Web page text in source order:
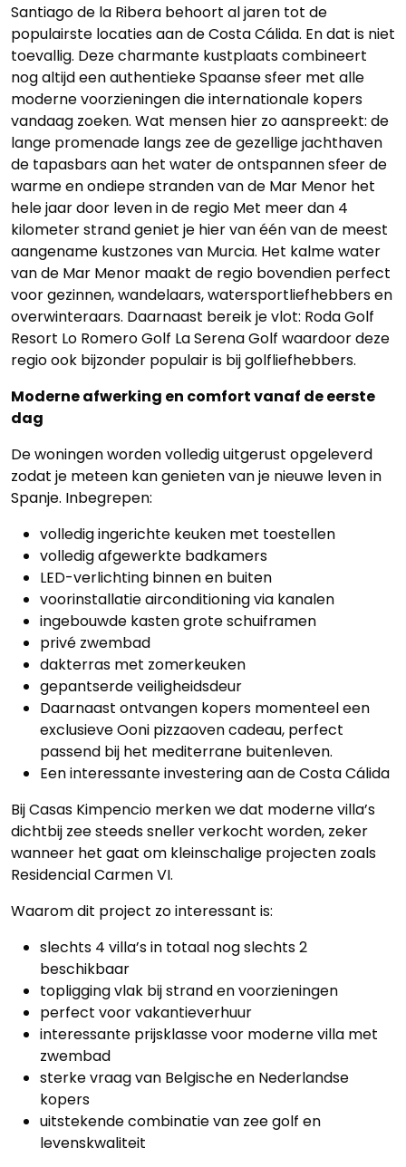
Onze
werkwijze
Contacteer
ons
Blog
Cookies
Santiago de la Ribera behoort al jaren tot de
populairste locaties aan de Costa Cálida. En dat is niet
toevallig. Deze charmante kustplaats combineert
nog altijd een authentieke Spaanse sfeer met alle
moderne voorzieningen die internationale kopers
vandaag zoeken. Wat mensen hier zo aanspreekt: de
lange promenade langs zee de gezellige jachthaven
de tapasbars aan het water de ontspannen sfeer de
warme en ondiepe stranden van de Mar Menor het
hele jaar door leven in de regio Met meer dan 4
kilometer strand geniet je hier van één van de meest
aangename kustzones van Murcia. Het kalme water
van de Mar Menor maakt de regio bovendien perfect
voor gezinnen, wandelaars, watersportliefhebbers en
overwinteraars. Daarnaast bereik je vlot: Roda Golf
Resort Lo Romero Golf La Serena Golf waardoor deze
regio ook bijzonder populair is bij golfliefhebbers.
Moderne afwerking en comfort vanaf de eerste
dag
De woningen worden volledig uitgerust opgeleverd
zodat je meteen kan genieten van je nieuwe leven in
Spanje. Inbegrepen:
volledig ingerichte keuken met toestellen
volledig afgewerkte badkamers
LED-verlichting binnen en buiten
voorinstallatie airconditioning via kanalen
ingebouwde kasten grote schuiframen
privé zwembad
dakterras met zomerkeuken
gepantserde veiligheidsdeur
Daarnaast ontvangen kopers momenteel een
exclusieve Ooni pizzaoven cadeau, perfect
passend bij het mediterrane buitenleven.
Een interessante investering aan de Costa Cálida
Bij Casas Kimpencio merken we dat moderne villa’s
dichtbij zee steeds sneller verkocht worden, zeker
wanneer het gaat om kleinschalige projecten zoals
Residencial Carmen VI.
Waarom dit project zo interessant is:
slechts 4 villa’s in totaal nog slechts 2
beschikbaar
topligging vlak bij strand en voorzieningen
perfect voor vakantieverhuur
interessante prijsklasse voor moderne villa met
zwembad
sterke vraag van Belgische en Nederlandse
kopers
uitstekende combinatie van zee golf en
levenskwaliteit